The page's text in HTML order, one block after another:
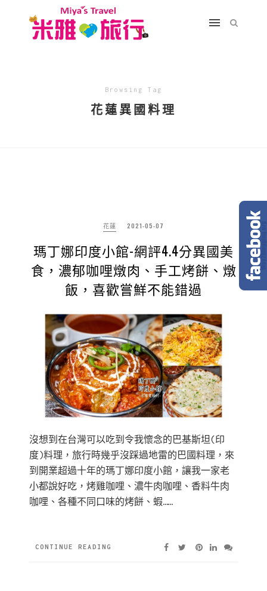
Browsing Tag
花蓮異國料理
花蓮 2021-05-07
瑪丁娜印度小館-網評4.4分異國美
食，濃郁咖哩燉肉、手工烤餅、燉
飯，喜歡嘗鮮不能錯過
沒想到在台灣可以吃到令我懷念的巴基斯坦(印
度)料理，旅行時幾乎沒踩過地雷的巴國料理，來
到開業超過十年的瑪丁娜印度小館，讓我一家老
小都說好吃，烤雞咖哩、濃牛肉咖哩、香料牛肉
咖哩、各種不同口味的烤餅、蝦……
CONTINUE READING